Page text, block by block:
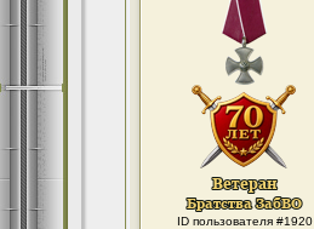
ID пользователя #1920